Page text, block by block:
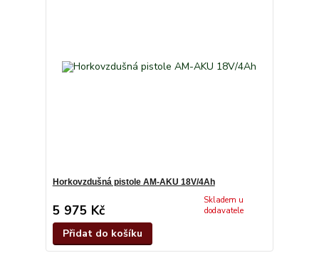
Horkovzdušná pistole AM-AKU 18V/4Ah
5 975 Kč
Skladem u
dodavatele
Přidat do košíku